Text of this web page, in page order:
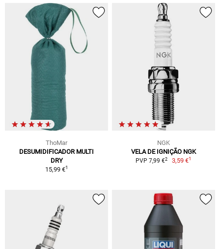
ThoMar
DESUMIDIFICADOR MULTI
DRY
15,99 €1
NGK
VELA DE IGNIÇÃO NGK
PVP 7,99 €2 3,59 €1